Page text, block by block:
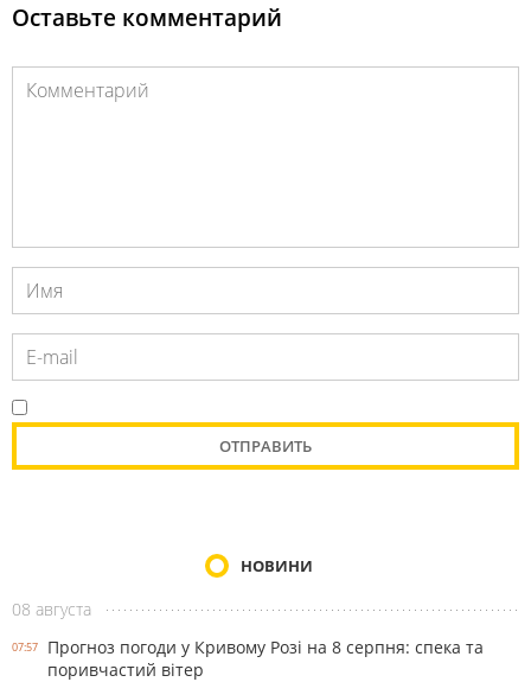
Оставьте комментарий
НОВИНИ
08 августа
07:57
Прогноз погоди у Кривому Розі на 8 серпня: спека та
поривчастий вітер